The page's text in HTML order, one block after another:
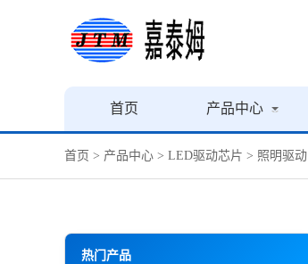
首页 产品中心
首页 > 产品中心 > LED驱动芯片 > 照明驱动
热门产品